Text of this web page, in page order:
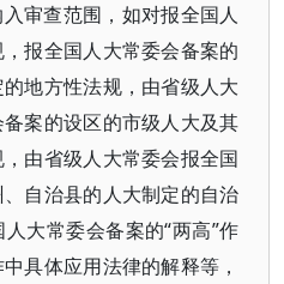
审查范围，如对报全国人
报全国人大常委会备案的
地方性法规，由省级人大
案的设区的市级人大及其
由省级人大常委会报全国
自治县的人大制定的自治
大常委会备案的“两高”作
具体应用法律的解释等，